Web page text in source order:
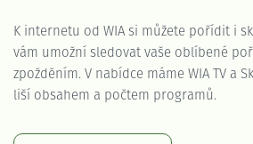
K internetu od WIA si můžete pořídit i
vám umožní sledovat vaše oblíbené
zpožděním. V nabídce máme WIA TV a
liší obsahem a počtem programů.